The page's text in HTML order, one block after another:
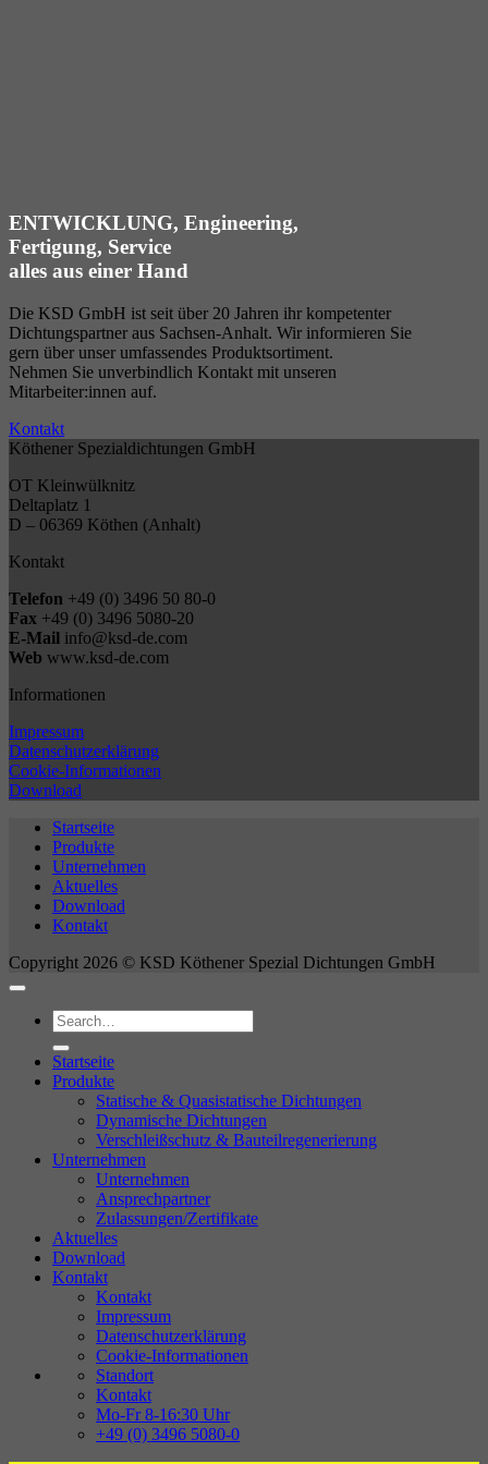
ENTWICKLUNG, Engineering,
Fertigung, Service
alles aus einer Hand
Die KSD GmbH ist seit über 20 Jahren ihr kompetenter
Dichtungspartner aus Sachsen-Anhalt. Wir informieren Sie
gern über unser umfassendes Produktsortiment.
Nehmen Sie unverbindlich Kontakt mit unseren
Mitarbeiter:innen auf.
Kontakt
Köthener Spezialdichtungen GmbH
OT Kleinwülknitz
Deltaplatz 1
D – 06369 Köthen (Anhalt)
Kontakt
Telefon +49 (0) 3496 50 80-0
Fax +49 (0) 3496 5080-20
E-Mail info@ksd-de.com
Web www.ksd-de.com
Informationen
Impressum
Datenschutzerklärung
Cookie-Informationen
Download
Startseite
Produkte
Unternehmen
Aktuelles
Download
Kontakt
Copyright 2026 © KSD Köthener Spezial Dichtungen GmbH
Startseite
Produkte
Statische & Quasistatische Dichtungen
Dynamische Dichtungen
Verschleißschutz & Bauteilregenerierung
Unternehmen
Unternehmen
Ansprechpartner
Zulassungen/Zertifikate
Aktuelles
Download
Kontakt
Kontakt
Impressum
Datenschutzerklärung
Cookie-Informationen
Standort
Kontakt
Mo-Fr 8-16:30 Uhr
+49 (0) 3496 5080-0